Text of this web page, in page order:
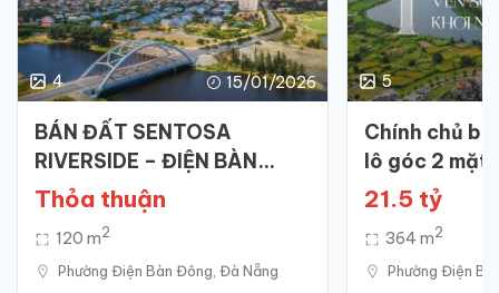
4 15/01/2026
BÁN ĐẤT SENTOSA
RIVERSIDE – ĐIỆN BÀN
ĐÔNG
Thỏa thuận
120 m2
Phường‍ Điện‍ Bàn‍ Đông, Đà Nẵng
5
Chính chủ
lô góc 2 mặt
Palace –
21.5 tỷ
364 m2
Phường‍ Điện‍